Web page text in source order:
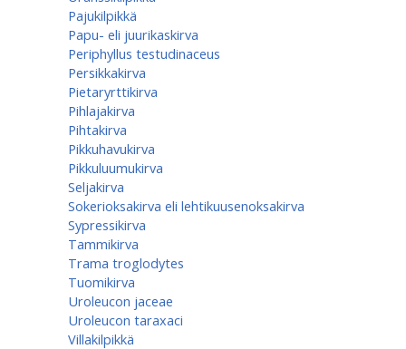
Pajukilpikkä
Papu- eli juurikaskirva
Periphyllus testudinaceus
Persikkakirva
Pietaryrttikirva
Pihlajakirva
Pihtakirva
Pikkuhavukirva
Pikkuluumukirva
Seljakirva
Sokerioksakirva eli lehtikuusenoksakirva
Sypressikirva
Tammikirva
Trama troglodytes
Tuomikirva
Uroleucon jaceae
Uroleucon taraxaci
Villakilpikkä